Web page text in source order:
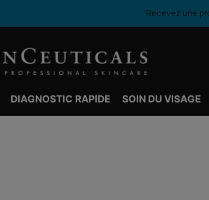
Recevez une
DIAGNOSTIC RAPIDE SOIN DU VISAGE